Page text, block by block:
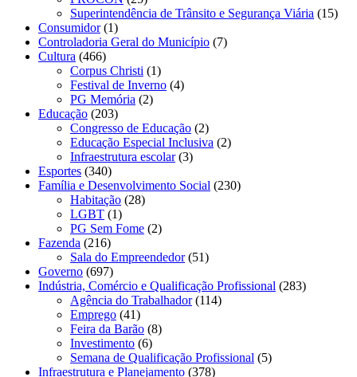
Superintendência de Trânsito e Segurança Viária (15)
Consumidor(1)
Controladoria Geral do Município (7)
Cultura (466)
Corpus Christi (1)
Festival de Inverno (4)
PG Memória (2)
Educação (203)
Congresso de Educação (2)
Educação Especial Inclusiva (2)
Infraestrutura escolar(3)
Esportes (340)
Família e Desenvolvimento Social (230)
Habitação (28)
LGBT (1)
PG Sem Fome (2)
Fazenda (216)
Sala do Empreendedor(51)
Governo (697)
Indústria, Comércio e Qualificação Profissional (283)
Agência do Trabalhador(114)
Emprego (41)
Feira da Barão (8)
Investimento (6)
Semana de Qualificação Profissional (5)
Infraestrutura e Planejamento (378)